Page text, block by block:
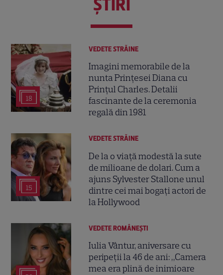
ŞTIRI
18
VEDETE STRĂINE
Imagini memorabile de la
nunta Prințesei Diana cu
Prințul Charles. Detalii
fascinante de la ceremonia
regală din 1981
15
VEDETE STRĂINE
De la o viață modestă la sute
de milioane de dolari. Cum a
ajuns Sylvester Stallone unul
dintre cei mai bogați actori de
la Hollywood
VEDETE ROMÂNEŞTI
Iulia Vântur, aniversare cu
peripeții la 46 de ani: „Camera
mea era plină de inimioare